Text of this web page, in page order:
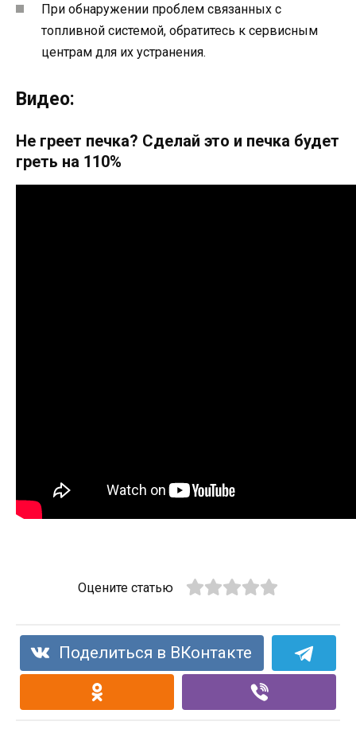
При обнаружении проблем связанных с
топливной системой, обратитесь к сервисным
центрам для их устранения.
Видео:
Не греет печка? Сделай это и печка будет
греть на 110%
Оцените статью
Поделиться в ВКонтакте